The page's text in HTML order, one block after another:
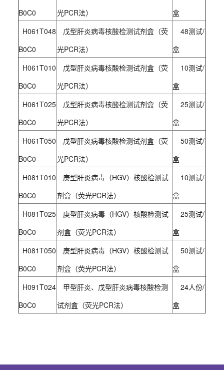
B0C0
光PCR法）
盒
H061T048
B0C0
戊型肝炎病毒核酸检测试剂盒（荧
光PCR法）
48测试/
盒
H061T010
B0C0
戊型肝炎病毒核酸检测试剂盒（荧
光PCR法）
10测试/
盒
H061T025
B0C0
戊型肝炎病毒核酸检测试剂盒（荧
光PCR法）
25测试/
盒
H061T050
B0C0
戊型肝炎病毒核酸检测试剂盒（荧
光PCR法）
50测试/
盒
H081T010
B0C0
庚型肝炎病毒（HGV）核酸检测试
剂盒（荧光PCR法）
10测试/
盒
H081T025
B0C0
庚型肝炎病毒（HGV）核酸检测试
剂盒（荧光PCR法）
25测试/
盒
H081T050
B0C0
庚型肝炎病毒（HGV）核酸检测试
剂盒（荧光PCR法）
50测试/
盒
H091T024
B0C0
甲型肝炎、戊型肝炎病毒核酸检测
试剂盒（荧光PCR法）
24人份/
盒